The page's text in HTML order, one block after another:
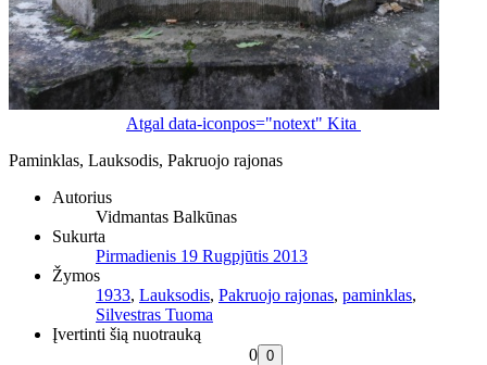
Atgal data-iconpos="notext" Kita
Paminklas, Lauksodis, Pakruojo rajonas
Autorius
Vidmantas Balkūnas
Sukurta
Pirmadienis 19 Rugpjūtis 2013
Žymos
1933, Lauksodis, Pakruojo rajonas, paminklas,
Silvestras Tuoma
Įvertinti šią nuotrauką
0